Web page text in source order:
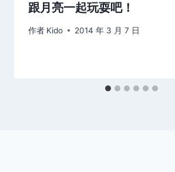
跟月亮一起玩耍吧！
作者 Kido 2014 年 3 月 7 日